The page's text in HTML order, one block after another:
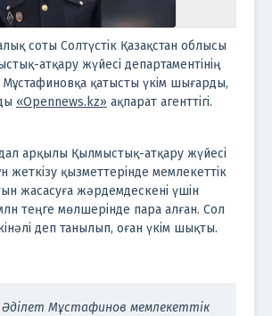
соты Солтүстік Қазақстан облысы
атқару жүйесі департаментінің
Мұстафиновқа қатысты үкім шығарды,
«Opennews.kz» ақпарат агенттігі.
арқылы Қылмыстық-атқару жүйесі
жеткізу қызметтерінде мемлекеттік
жасасуға жәрдемдескені үшін
теңге мөлшерінде пара алған. Сол
деп танылып, оған үкім шықты.
Әділет Мұстафинов мемлекеттік